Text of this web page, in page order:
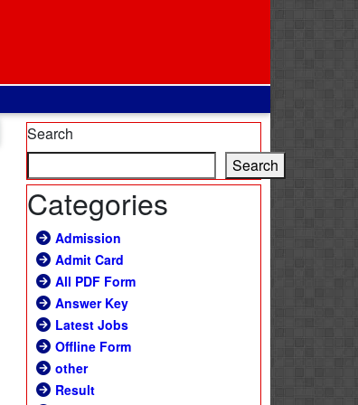
Search
Search
Categories
Admission
Admit Card
All PDF Form
Answer Key
Latest Jobs
Offline Form
other
Result